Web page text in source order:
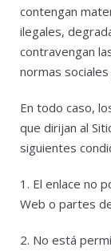
contengan
ilegales,
contravengan
normas
En todo caso,
que dirijan al
siguientes
1. El enlace no
Web o partes
2. No está